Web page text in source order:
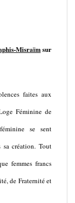
Misraïm sur
faites aux
Féminine de
se sent
sa création. Tout
femmes francs
de Fraternité et